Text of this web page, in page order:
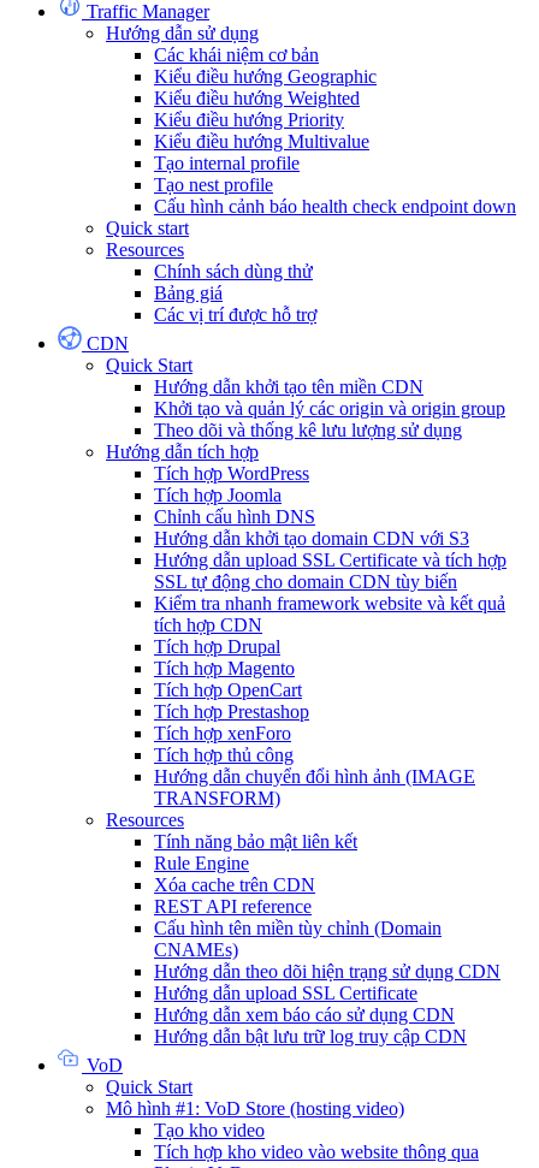
Traffic Manager
Hướng dẫn sử dụng
Các khái niệm cơ bản
Kiểu điều hướng Geographic
Kiểu điều hướng Weighted
Kiểu điều hướng Priority
Kiểu điều hướng Multivalue
Tạo internal profile
Tạo nest profile
Cấu hình cảnh báo health check endpoint down
Quick start
Resources
Chính sách dùng thử
Bảng giá
Các vị trí được hỗ trợ
CDN
Quick Start
Hướng dẫn khởi tạo tên miền CDN
Khởi tạo và quản lý các origin và origin group
Theo dõi và thống kê lưu lượng sử dụng
Hướng dẫn tích hợp
Tích hợp WordPress
Tích hợp Joomla
Chỉnh cấu hình DNS
Hướng dẫn khởi tạo domain CDN với S3
Hướng dẫn upload SSL Certificate và tích hợp
SSL tự động cho domain CDN tùy biến
Kiểm tra nhanh framework website và kết quả
tích hợp CDN
Tích hợp Drupal
Tích hợp Magento
Tích hợp OpenCart
Tích hợp Prestashop
Tích hợp xenForo
Tích hợp thủ công
Hướng dẫn chuyển đổi hình ảnh (IMAGE
TRANSFORM)
Resources
Tính năng bảo mật liên kết
Rule Engine
Xóa cache trên CDN
REST API reference
Cấu hình tên miền tùy chỉnh (Domain
CNAMEs)
Hướng dẫn theo dõi hiện trạng sử dụng CDN
Hướng dẫn upload SSL Certificate
Hướng dẫn xem báo cáo sử dụng CDN
Hướng dẫn bật lưu trữ log truy cập CDN
VoD
Quick Start
Mô hình #1: VoD Store (hosting video)
Tạo kho video
Tích hợp kho video vào website thông qua